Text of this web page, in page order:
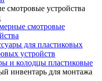
смотровые устройства
смотровые
для пластиковых
устройств
и колодцы пластиковые
инвентарь для монтажа